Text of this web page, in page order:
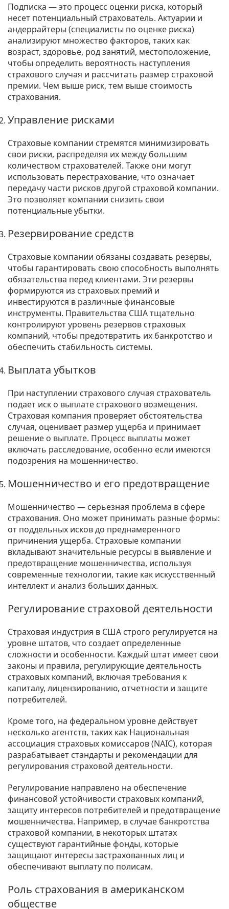
Подписка — это процесс оценки риска, который
несет потенциальный страхователь. Актуарии и
андеррайтеры (специалисты по оценке риска)
анализируют множество факторов, таких как
возраст, здоровье, род занятий, местоположение,
чтобы определить вероятность наступления
страхового случая и рассчитать размер страховой
премии. Чем выше риск, тем выше стоимость
страхования.
Управление рисками
Страховые компании стремятся минимизировать
свои риски, распределяя их между большим
количеством страхователей. Также они могут
использовать перестрахование, что означает
передачу части рисков другой страховой компании.
Это позволяет компании снизить свои
потенциальные убытки.
Резервирование средств
Страховые компании обязаны создавать резервы,
чтобы гарантировать свою способность выполнять
обязательства перед клиентами. Эти резервы
формируются из страховых премий и
инвестируются в различные финансовые
инструменты. Правительства США тщательно
контролируют уровень резервов страховых
компаний, чтобы предотвратить их банкротство и
обеспечить стабильность системы.
Выплата убытков
При наступлении страхового случая страхователь
подает иск о выплате страхового возмещения.
Страховая компания проверяет обстоятельства
случая, оценивает размер ущерба и принимает
решение о выплате. Процесс выплаты может
включать расследование, особенно если имеются
подозрения на мошенничество.
Мошенничество и его предотвращение
Мошенничество — серьезная проблема в сфере
страхования. Оно может принимать разные формы:
от поддельных исков до преднамеренного
причинения ущерба. Страховые компании
вкладывают значительные ресурсы в выявление и
предотвращение мошенничества, используя
современные технологии, такие как искусственный
интеллект и анализ больших данных.
Регулирование страховой деятельности
Страховая индустрия в США строго регулируется на
уровне штатов, что создает определенные
сложности и особенности. Каждый штат имеет свои
законы и правила, регулирующие деятельность
страховых компаний, включая требования к
капиталу, лицензированию, отчетности и защите
потребителей.
Кроме того, на федеральном уровне действует
несколько агентств, таких как Национальная
ассоциация страховых комиссаров (NAIC), которая
разрабатывает стандарты и рекомендации для
регулирования страховой деятельности.
Регулирование направлено на обеспечение
финансовой устойчивости страховых компаний,
защиту интересов потребителей и предотвращение
мошенничества. Например, в случае банкротства
страховой компании, в некоторых штатах
существуют гарантийные фонды, которые
защищают интересы застрахованных лиц и
обеспечивают выплату по полисам.
Роль страхования в американском
обществе